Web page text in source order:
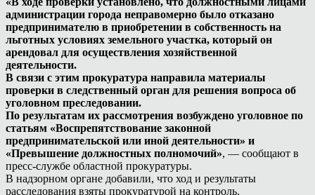
администрации города неправомерно было отказано
предпринимателю в приобретении в собственность на
льготных условиях земельного участка, который он
арендовал для осуществления хозяйственной
деятельности.
В связи с этим прокуратура направила материалы
проверки в следственный орган для решения вопроса об
уголовном преследовании.
По результатам их рассмотрения возбуждено уголовное по
статьям «Воспрепятствование законной
предпринимательской или иной деятельности» и
«Превышение должностных полномочий», — сообщают в
пресс-службе областной прокуратуры.
В надзорном органе добавили, что ход и результаты
расследования взяты прокуратурой на контроль.